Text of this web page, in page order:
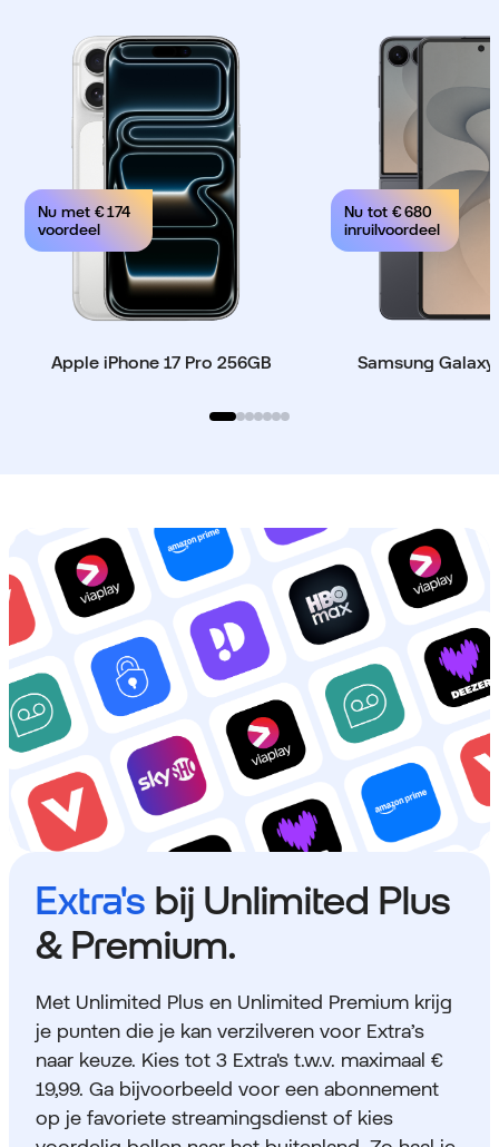
Nu met € 174
voordeel
Apple iPhone 17 Pro 256GB
Nu tot € 680
inruilvoordeel
Samsung
Extra's bij Unlimited Plus
& Premium.
Met Unlimited Plus en Unlimited Premium krijg
je punten die je kan verzilveren voor Extra’s
naar keuze. Kies tot 3 Extra's t.w.v. maximaal €
19,99. Ga bijvoorbeeld voor een abonnement
op je favoriete streamingsdienst of kies